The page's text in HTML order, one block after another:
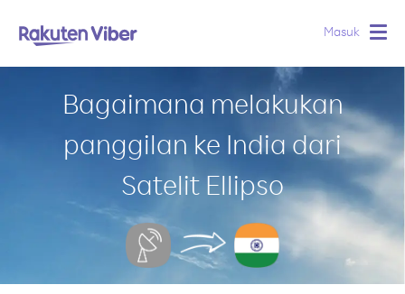
Masuk
Bagaimana melakukan
panggilan ke India dari
Satelit Ellipso